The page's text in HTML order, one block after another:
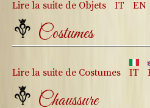
Lire la suite de Objets IT EN
Costumes
Lire la suite de Costumes IT
Chaussure